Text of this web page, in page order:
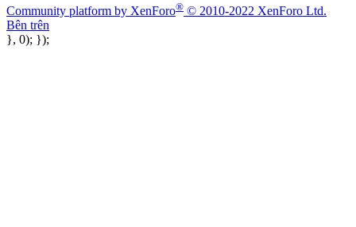
Community platform by XenForo® © 2010-2022 XenForo Ltd.
Bên trên
}, 0); });